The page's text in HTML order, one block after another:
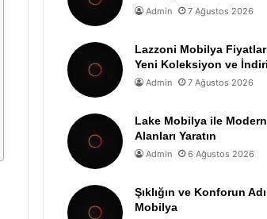
Admin 7 Ağustos 2026
Lazzoni Mobilya
Yeni Koleksiyon ve
Admin 7 Ağustos 2026
Lake Mobilya ile
Alanları Yaratın
Admin 6 Ağustos 2026
Şıklığın ve Konforun
Mobilya